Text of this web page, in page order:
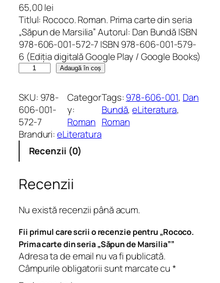
65,00lei
Titlul: Rococo. Roman. Prima carte din seria
„Săpun de Marsilia” Autorul: Dan Bundă ISBN
978-606-001-572-7 ISBN 978-606-001-579-
6 (Ediția digitală Google Play / Google Books)
n
t
i
t
a
R
o
c
o
c
o
P
Adaugă în coș
SKU: 978-
606-001-
572-7
Categor
y:
Roman
Tags:978-606-001, Dan
Bundă, eLiteratura
Roman
Branduri:eLiteratura
Recenzii (0)
Recenzii
Nu există recenzii până acum.
Fii primul care scrii o recenzie pentru „Rococo.
Prima carte din seria „Săpun de Marsilia””
Adresa ta de email nu va fi publicată.
Câmpurile obligatorii sunt marcate cu*